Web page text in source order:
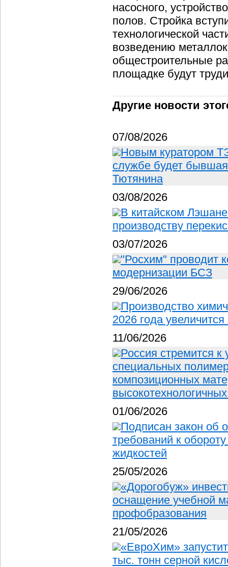
насосного,
полов. Стройка
технологической
возведению
общестроительные
площадке будут
Другие новости
07/08/2026
Новым куратором
службе будет
Тютянина
03/08/2026
В китайском
производству
03/07/2026
"Росхим" проводит
модернизации БСЗ
29/06/2026
Производство
2026 года
11/06/2026
Россия стремится
специальных
композиционных
01/06/2026
Подписан закон об
требований к
жидкостей
25/05/2026
«Дорогобуж»
оснащение учебной
профобразования
21/05/2026
«ЕвроХим»
тыс. тонн серной